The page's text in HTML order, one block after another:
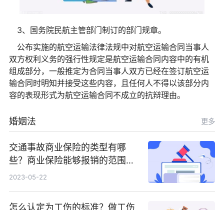
3、国务院民航主管部门制订的部门规章。
公布实施的航空运输法律法规中对航空运输合同当事人
双方权利义务的强行性规定是航空运输合同内容中的有机
组成部分，一般推定为合同当事人双方已经在签订航空运
输合同时明知并接受这些内容，且任何人不得以该部分内
容的表现形式为航空运输合同不成立的抗辩理由。
婚姻法 更多
交通事故商业保险的类型有哪
些？商业保险能够报销的范围是
根据具体的险种确定的吗？
2023-05-22
怎么认定为工伤的标准？做工伤